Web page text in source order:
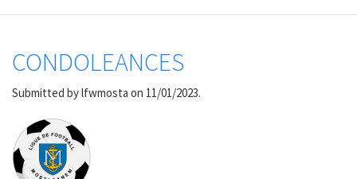
CONDOLEANCES
Submitted bylfwmosta on 11/01/2023.